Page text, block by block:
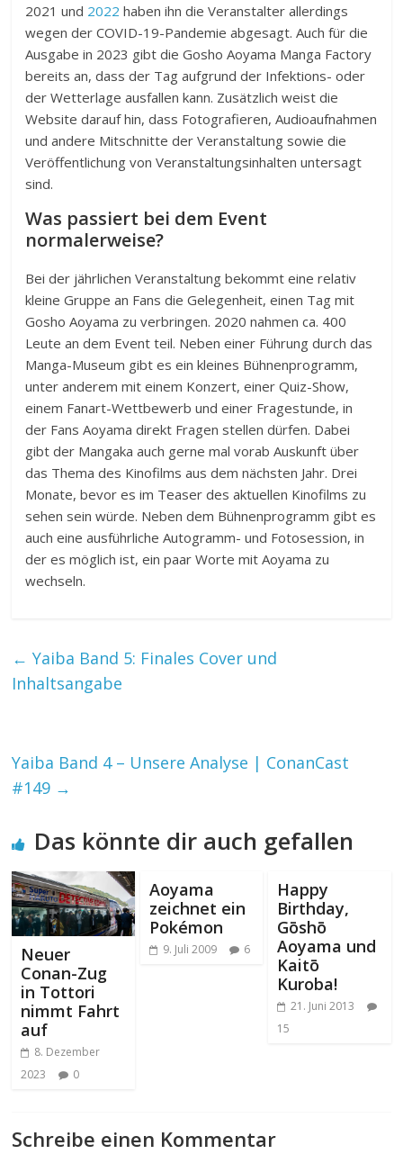
2021 und 2022 haben ihn die Veranstalter allerdings
wegen der COVID-19-Pandemie abgesagt. Auch für die
Ausgabe in 2023 gibt die Gosho Aoyama Manga Factory
bereits an, dass der Tag aufgrund der Infektions- oder
der Wetterlage ausfallen kann. Zusätzlich weist die
Website darauf hin, dass Fotografieren, Audioaufnahmen
und andere Mitschnitte der Veranstaltung sowie die
Veröffentlichung von Veranstaltungsinhalten untersagt
sind.
Was passiert bei dem Event
normalerweise?
Bei der jährlichen Veranstaltung bekommt eine relativ
kleine Gruppe an Fans die Gelegenheit, einen Tag mit
Gosho Aoyama zu verbringen. 2020 nahmen ca. 400
Leute an dem Event teil. Neben einer Führung durch das
Manga-Museum gibt es ein kleines Bühnenprogramm,
unter anderem mit einem Konzert, einer Quiz-Show,
einem Fanart-Wettbewerb und einer Fragestunde, in
der Fans Aoyama direkt Fragen stellen dürfen. Dabei
gibt der Mangaka auch gerne mal vorab Auskunft über
das Thema des Kinofilms aus dem nächsten Jahr. Drei
Monate, bevor es im Teaser des aktuellen Kinofilms zu
sehen sein würde. Neben dem Bühnenprogramm gibt es
auch eine ausführliche Autogramm- und Fotosession, in
der es möglich ist, ein paar Worte mit Aoyama zu
wechseln.
← Yaiba Band 5: Finales Cover und
Inhaltsangabe
Yaiba Band 4 – Unsere Analyse | ConanCast
#149 →
Das könnte dir auch gefallen
Neuer
Conan-Zug
in Tottori
nimmt Fahrt
auf
8. Dezember
2023
0
Aoyama
zeichnet ein
Pokémon
9. Juli 2009 6
Happy
Birthday,
Gōshō
Aoyama und
Kaitō
Kuroba!
21. Juni 2013
15
Schreibe einen Kommentar